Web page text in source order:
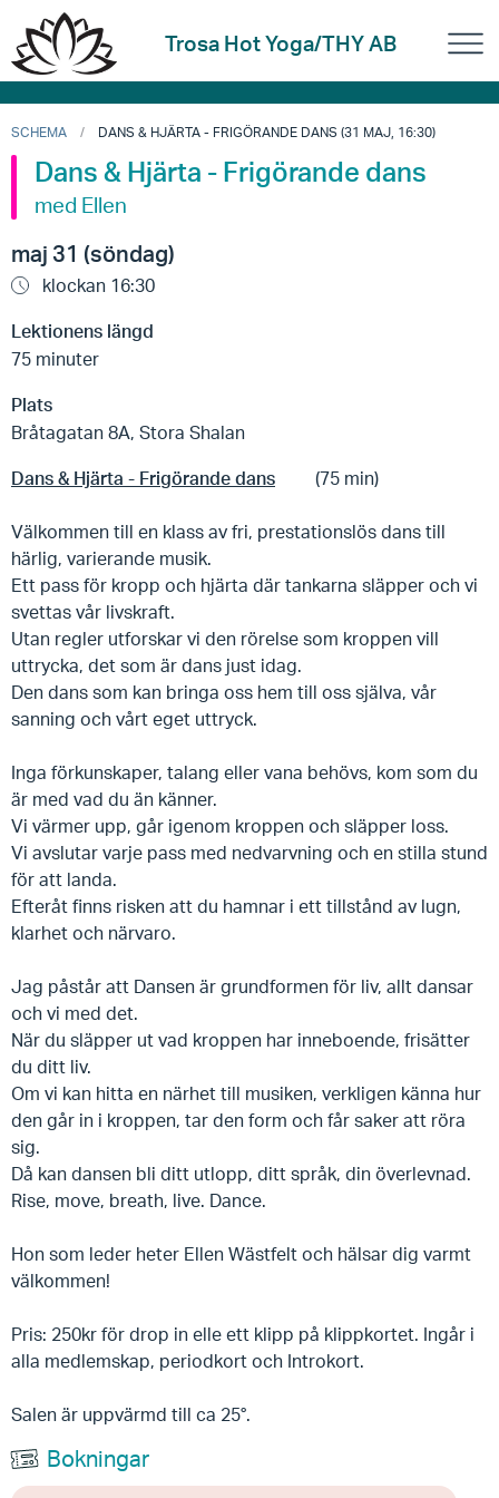
Trosa Hot Yoga/THY AB
SCHEMA DANS & HJÄRTA - FRIGÖRANDE DANS (31 MAJ, 16:30)
Dans & Hjärta - Frigörande dans
med Ellen
maj 31 (söndag)
klockan 16:30
Lektionens längd
75 minuter
Plats
Bråtagatan 8A, Stora Shalan
Dans & Hjärta - Frigörande dans (75 min)
Välkommen till en klass av fri, prestationslös dans till
härlig, varierande musik.
Ett pass för kropp och hjärta där tankarna släpper och vi
svettas vår livskraft.
Utan regler utforskar vi den rörelse som kroppen vill
uttrycka, det som är dans just idag.
Den dans som kan bringa oss hem till oss själva, vår
sanning och vårt eget uttryck.
Inga förkunskaper, talang eller vana behövs, kom som du
är med vad du än känner.
Vi värmer upp, går igenom kroppen och släpper loss.
Vi avslutar varje pass med nedvarvning och en stilla stund
för att landa.
Efteråt finns risken att du hamnar i ett tillstånd av lugn,
klarhet och närvaro.
Jag påstår att Dansen är grundformen för liv, allt dansar
och vi med det.
När du släpper ut vad kroppen har inneboende, frisätter
du ditt liv.
Om vi kan hitta en närhet till musiken, verkligen känna hur
den går in i kroppen, tar den form och får saker att röra
sig.
Då kan dansen bli ditt utlopp, ditt språk, din överlevnad.
Rise, move, breath, live. Dance.
Hon som leder heter Ellen Wästfelt och hälsar dig varmt
välkommen!
Pris: 250kr för drop in elle ett klipp på klippkortet. Ingår i
alla medlemskap, periodkort och Introkort.
Salen är uppvärmd till ca 25°.
Bokningar